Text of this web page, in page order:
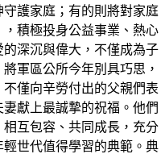
護家庭；有的則將對家庭
積極投身公益事業、熱心
深沉與偉大，不僅成為子
軍區公所今年別具巧思，
僅向辛勞付出的父親們表
獻上最誠摯的祝福。他們
互包容、共同成長，充分
世代值得學習的典範。典